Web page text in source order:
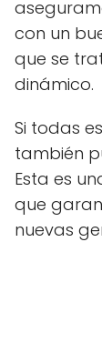
con un
que se
dinámico.
Si todas
también
Esta es
que
nuevas